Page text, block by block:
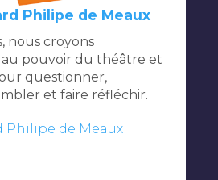
Philipe de Meaux
nous croyons
pouvoir du théâtre et
questionner,
et faire réfléchir.
Philipe de Meaux